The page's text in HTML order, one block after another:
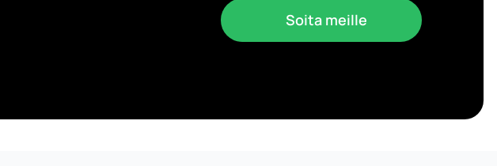
Soita meille